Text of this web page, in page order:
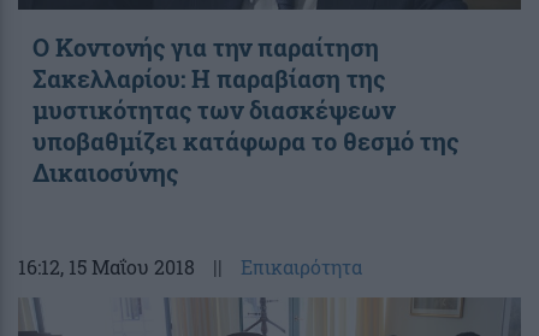
Ο Κοντονής για την παραίτηση
Σακελλαρίου: Η παραβίαση της
μυστικότητας των διασκέψεων
υποβαθμίζει κατάφωρα το θεσμό της
Δικαιοσύνης
16:12, 15 Μαΐου 2018 || Επικαιρότητα